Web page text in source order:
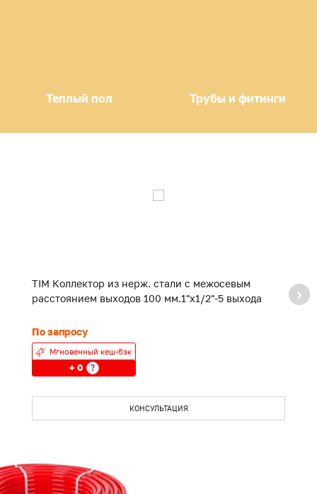
Теплый пол Трубы и фитинги
TIM Коллектор из нерж. стали с межосевым
расстоянием выходов 100 мм.1"х1/2"-5 выхода
По запросу
Мгновенный кеш-бэк
+ 0 ?
КОНСУЛЬТАЦИЯ